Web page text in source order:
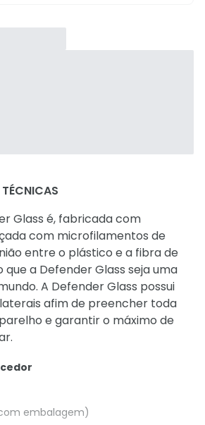
Glass é, fabricada com
com microfilamentos de
entre o plástico e a fibra de
a Defender Glass seja uma
A Defender Glass possui
afim de preencher toda
e garantir o máximo de
embalagem)